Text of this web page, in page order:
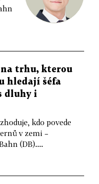
na trhu, kterou
hledají šéfa
dluhy i
kdo povede
v zemi –
(DB)....